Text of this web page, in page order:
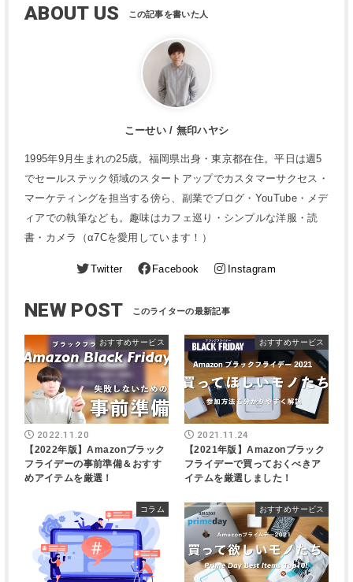
ABOUT US
こーせい / 無印ハヤシ
1995年9月生まれの25歳。福岡県出身・東京都在住。平日は週5
でセールステック領域のスタートアップでカスタマーサクセス・
マーケティングを担当する傍ら、副業でブログ・YouTube・メデ
ィアでの執筆なども。趣味はカフェ巡り・シンプルな洋服・読
書・カメラ（α7Cを愛用しています！）
Twitter Facebook Instagram
NEW POST
おすすめサービス
2022.11.20
【2022年版】Amazonブラック
フライデーの事前準備＆おすす
めアイテムを厳選！
おすすめサービス
2021.11.24
【2021年版】Amazonブラック
フライデーで買っておくべきア
イテムを厳選しました！
コラム おすすめサービス